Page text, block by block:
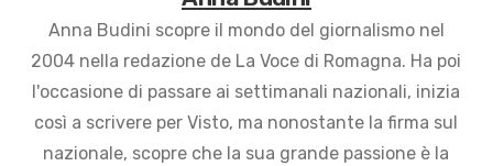
Anna Budini scopre il mondo del giornalismo nel
2004 nella redazione de La Voce di Romagna. Ha poi
l'occasione di passare ai settimanali nazionali, inizia
così a scrivere per Visto, ma nonostante la firma sul
nazionale, scopre che la sua grande passione è la